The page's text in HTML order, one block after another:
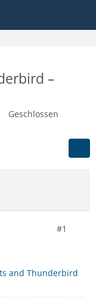
–
Geschlossen
#1
and Thunderbird